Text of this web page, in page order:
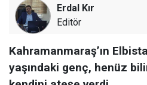
Erdal Kır
Editör
Kahramanmaraş’ın
yaşındaki genç, henüz